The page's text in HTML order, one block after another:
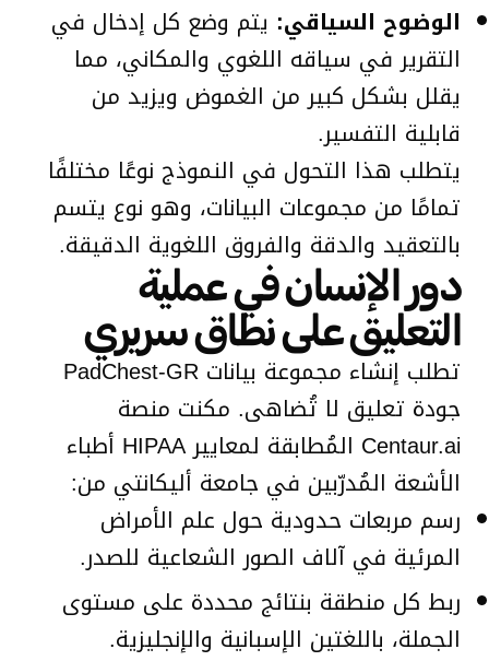
الوضوح السياقي: يتم وضع كل إدخال في
التقرير في سياقه اللغوي والمكاني، مما
يقلل بشكل كبير من الغموض ويزيد من
قابلية التفسير.
يتطلب هذا التحول في النموذج نوعًا مختلفًا
تمامًا من مجموعات البيانات، وهو نوع يتسم
بالتعقيد والدقة والفروق اللغوية الدقيقة.
دور الإنسان في عملية
التعليق على نطاق سريري
تطلب إنشاء مجموعة بيانات PadChest-GR
جودة تعليق لا تُضاهى. مكنت منصة
Centaur.ai المُطابقة لمعايير HIPAA أطباء
الأشعة المُدرّبين في جامعة أليكانتي من:
رسم مربعات حدودية حول علم الأمراض
المرئية في آلاف الصور الشعاعية للصدر.
ربط كل منطقة بنتائج محددة على مستوى
الجملة، باللغتين الإسبانية والإنجليزية.